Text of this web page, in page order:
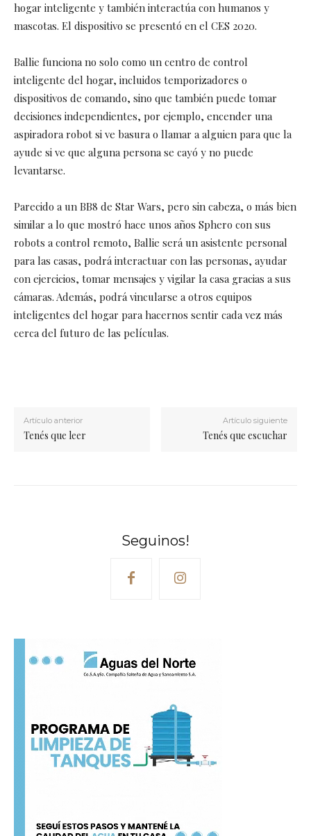
hogar inteligente y también interactúa con humanos y
mascotas. El dispositivo se presentó en el CES 2020.
Ballie funciona no solo como un centro de control
inteligente del hogar, incluidos temporizadores o
dispositivos de comando, sino que también puede tomar
decisiones independientes, por ejemplo, encender una
aspiradora robot si ve basura o llamar a alguien para que la
ayude si ve que alguna persona se cayó y no puede
levantarse.
Parecido a un BB8 de Star Wars, pero sin cabeza, o más bien
similar a lo que mostró hace unos años Sphero con sus
robots a control remoto, Ballie será un asistente personal
para las casas, podrá interactuar con las personas, ayudar
con ejercicios, tomar mensajes y vigilar la casa gracias a sus
cámaras. Además, podrá vincularse a otros equipos
inteligentes del hogar para hacernos sentir cada vez más
cerca del futuro de las películas.
Artículo anterior
Tenés que leer
Artículo siguiente
Tenés que escuchar
Seguinos!